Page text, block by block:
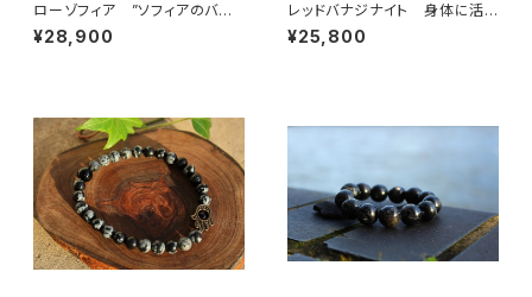
ローゾフィア ”ソフィアのバラ”
世界の調和、愛、美の意識、真実
¥28,900
レッドバナジナイト 身体に活
力を与える 人生の荒波に打ち
勝つ
¥25,800